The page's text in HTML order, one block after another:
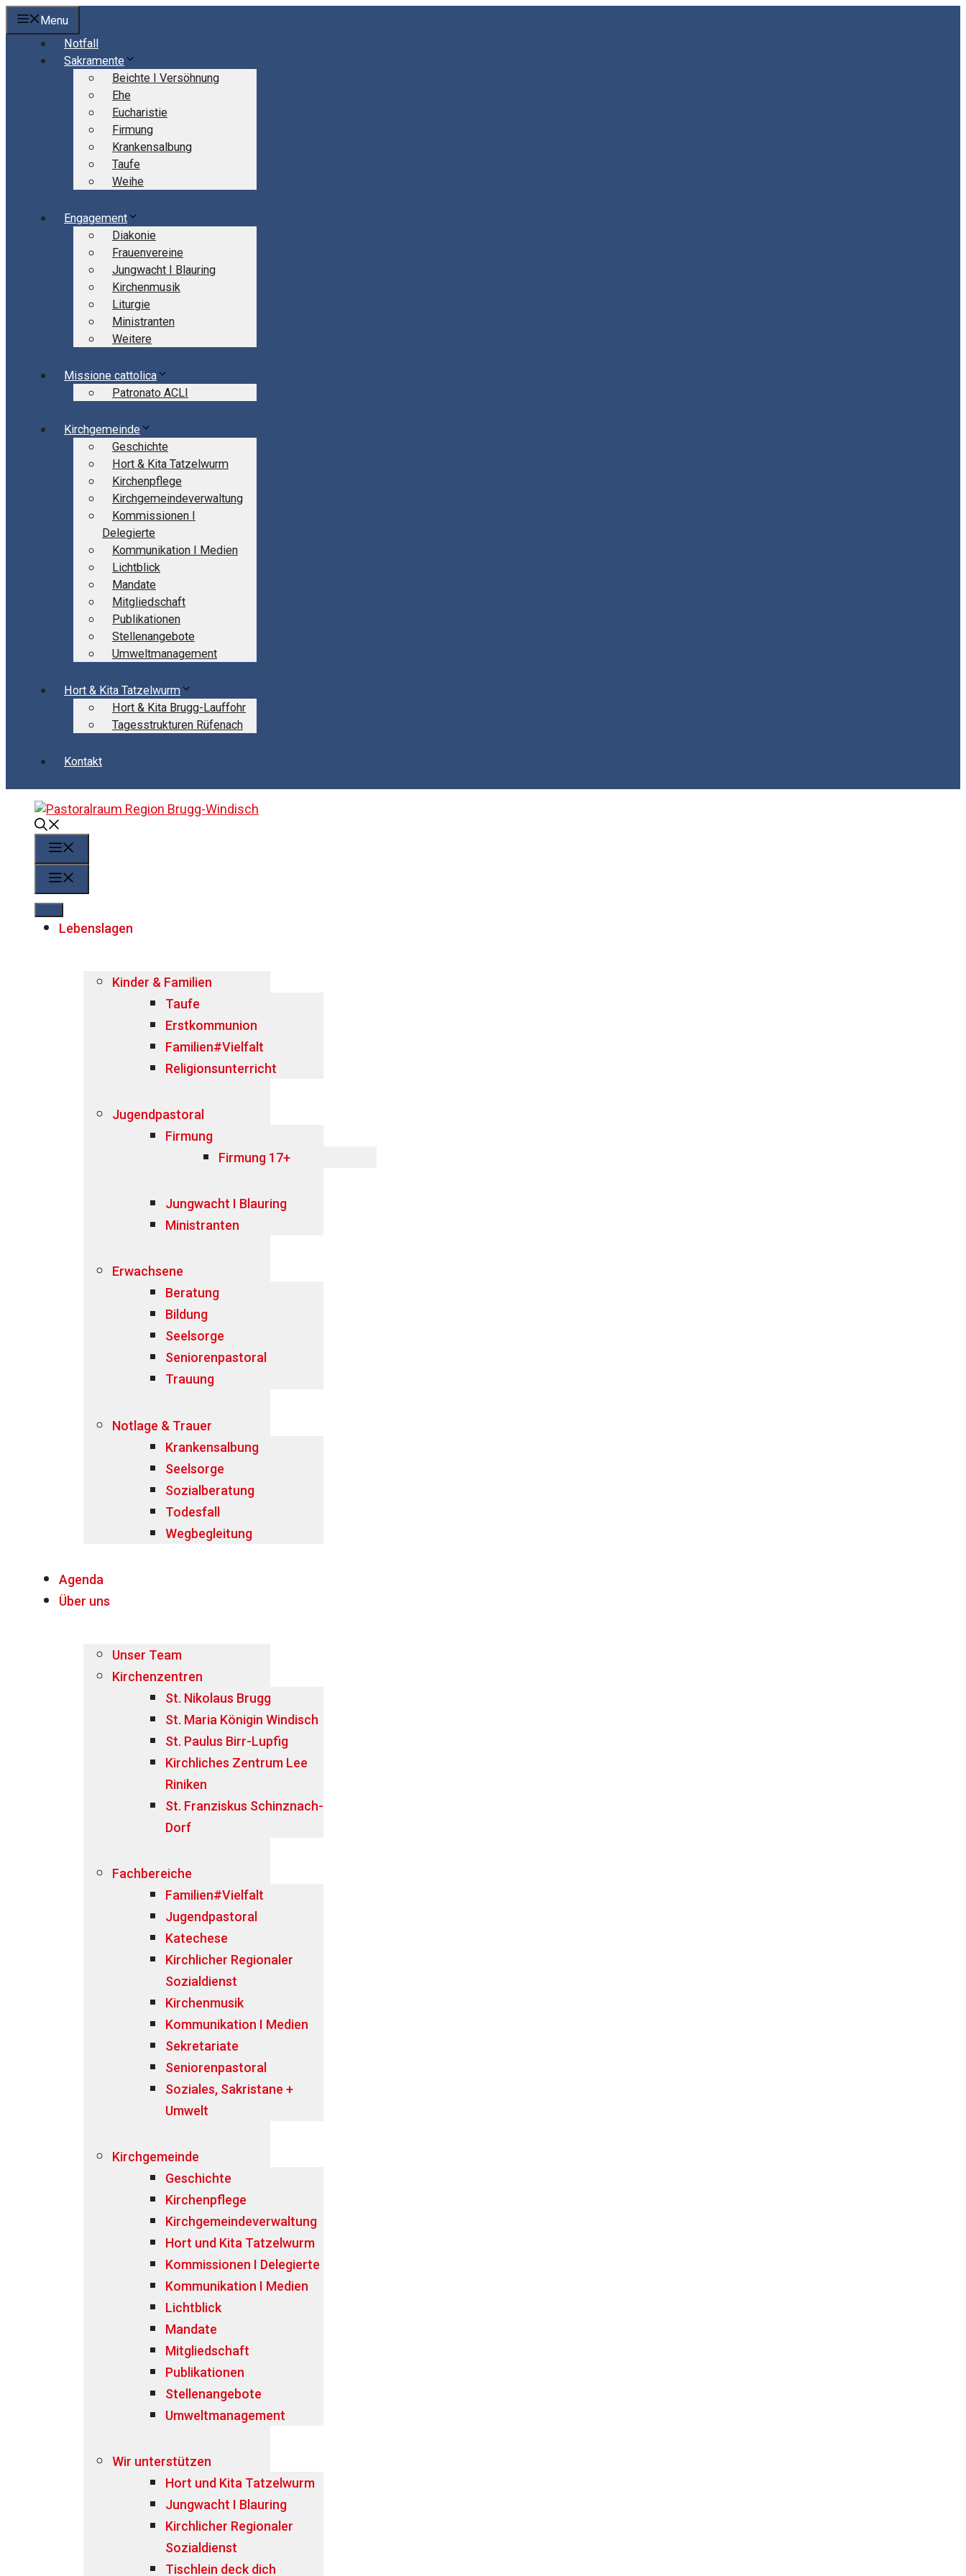
Springe
zum
Menu
Notfall
Sakramente
Beichte I Versöhnung
Ehe
Eucharistie
Firmung
Krankensalbung
Taufe
Weihe
Engagement
Diakonie
Frauenvereine
Jungwacht I Blauring
Kirchenmusik
Liturgie
Ministranten
Weitere
Missione cattolica
Patronato ACLI
Kirchgemeinde
Geschichte
Hort & Kita Tatzelwurm
Kirchenpflege
Kirchgemeindeverwaltung
Kommissionen I
Delegierte
Kommunikation I Medien
Lichtblick
Mandate
Mitgliedschaft
Publikationen
Stellenangebote
Umweltmanagement
Hort & Kita Tatzelwurm
Hort & Kita Brugg-Lauffohr
Tagesstrukturen Rüfenach
Kontakt
Lebenslagen
Kinder & Familien
Taufe
Erstkommunion
Familien#Vielfalt
Religionsunterricht
Jugendpastoral
Firmung
Firmung 17+
Jungwacht I Blauring
Ministranten
Erwachsene
Beratung
Bildung
Seelsorge
Seniorenpastoral
Trauung
Notlage & Trauer
Krankensalbung
Seelsorge
Sozialberatung
Todesfall
Wegbegleitung
Agenda
Über uns
Unser Team
Kirchenzentren
St. Nikolaus Brugg
St. Maria Königin Windisch
St. Paulus Birr-Lupfig
Kirchliches Zentrum Lee
Riniken
St. Franziskus Schinznach-
Dorf
Fachbereiche
Familien#Vielfalt
Jugendpastoral
Katechese
Kirchlicher Regionaler
Sozialdienst
Kirchenmusik
Kommunikation I Medien
Sekretariate
Seniorenpastoral
Soziales, Sakristane +
Umwelt
Kirchgemeinde
Geschichte
Kirchenpflege
Kirchgemeindeverwaltung
Hort und Kita Tatzelwurm
Kommissionen I Delegierte
Kommunikation I Medien
Lichtblick
Mandate
Mitgliedschaft
Publikationen
Stellenangebote
Umweltmanagement
Wir unterstützen
Hort und Kita Tatzelwurm
Jungwacht I Blauring
Kirchlicher Regionaler
Sozialdienst
Tischlein deck dich